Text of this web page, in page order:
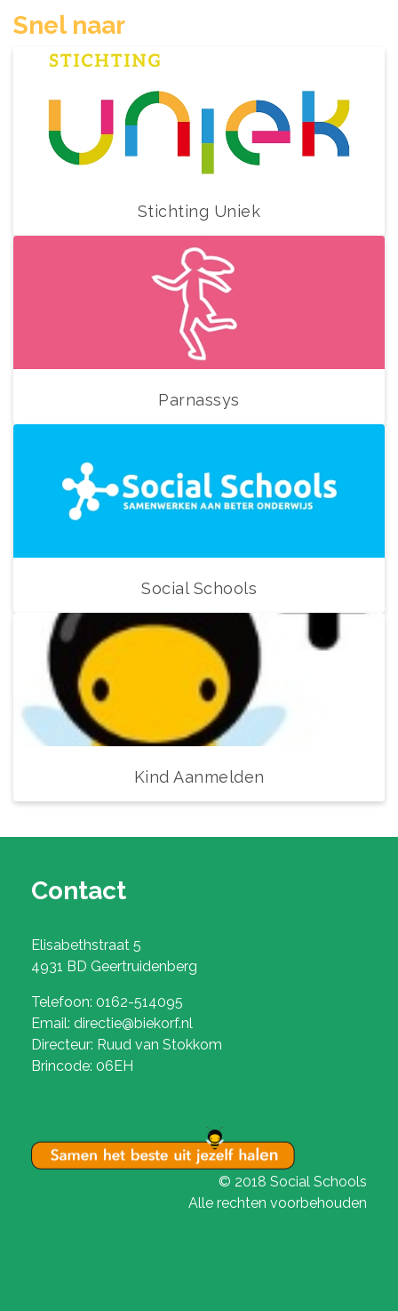
Snel naar
Stichting Uniek
Parnassys
Social Schools
Kind Aanmelden
Contact
Elisabethstraat 5
4931 BD Geertruidenberg
Telefoon: 0162-514095
Email: directie@biekorf.nl
Directeur: Ruud van Stokkom
Brincode: 06EH
© 2018 Social Schools
Alle rechten voorbehouden